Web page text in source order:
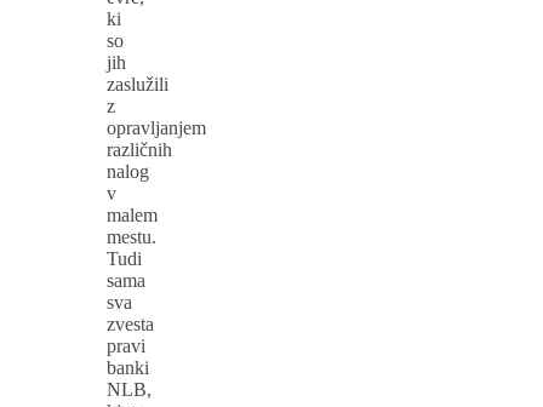
ki
so
jih
zaslužili
z
opravljanjem
različnih
nalog
v
malem
mestu.
Tudi
sama
sva
zvesta
pravi
banki
NLB,